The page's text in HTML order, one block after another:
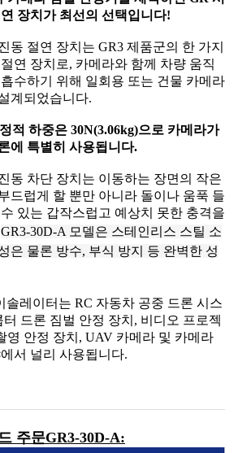
장치가 최선의 선택입니다!
동 절연 장치는 GR3 제품군의 한 가지
연 장치로, 카메라와 함께 차량 움직
수하기 위해 일회용 또는 건물 카메라
계되었습니다.
적 하중은 30N(3.06kg)으로 카메라가
에 특별히 사용됩니다.
동 차단 장치는 이동하는 장면의 작은
드럽게 할 뿐만 아니라 돌이나 움푹 들
있는 갑작스럽고 예상치 못한 충격을
GR3-30D-A 모델은 스테인리스 스틸 소
은 물론 방수, 부식 방지 등 완벽한 성
솔레이터는 RC 자동차 공중 드론 시스
드론 짐벌 안정 장치, 비디오 프로젝
영 안정 장치, UAV 카메라 및 카메라
서 널리 사용됩니다.
주문GR3-30D-A: